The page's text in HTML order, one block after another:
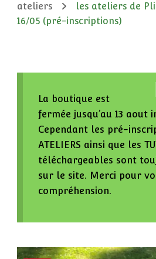
ateliers
les ateliers de
16/05 (pré-inscriptions)
La boutique est
fermée jusqu’au 13 aout
Cependant les pré-
ATELIERS ainsi que les
téléchargeables sont
sur le site. Merci pour
compréhension.